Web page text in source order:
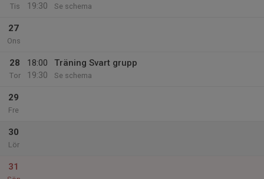
Tis
19:30
Se schema
27
Ons
28
Tor
18:00
19:30
Träning Svart grupp
Se schema
29
Fre
30
Lör
31